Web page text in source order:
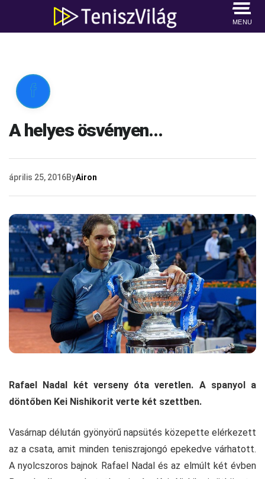
MENU

A helyes ösvényen…
április 25, 2016ByAiron
Rafael Nadal két verseny óta veretlen. A spanyol a
döntőben Kei Nishikorit verte két szettben.
Vasárnap délután gyönyörű napsütés közepette elérkezett
az a csata, amit minden teniszrajongó epekedve várhatott.
A nyolcszoros bajnok Rafael Nadal és az elmúlt két évben